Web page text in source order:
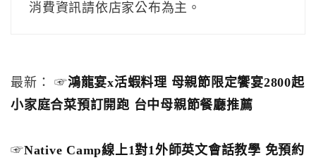
消費資訊請依店家公布為主。
最新： ☞鴻龍宴x活蝦料理 母親節限定饗宴2800起
小家庭合菜預訂開跑 台中母親節餐廳推薦
☞Native Camp線上1對1外師英文會話教學 免預約